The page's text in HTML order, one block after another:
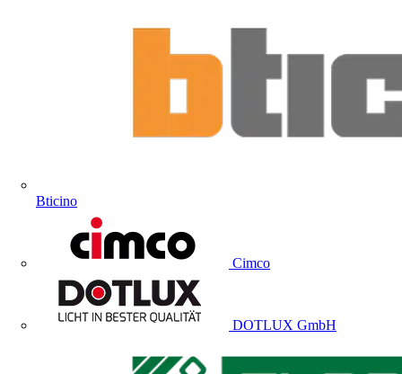
Bticino
Cimco
DOTLUX GmbH